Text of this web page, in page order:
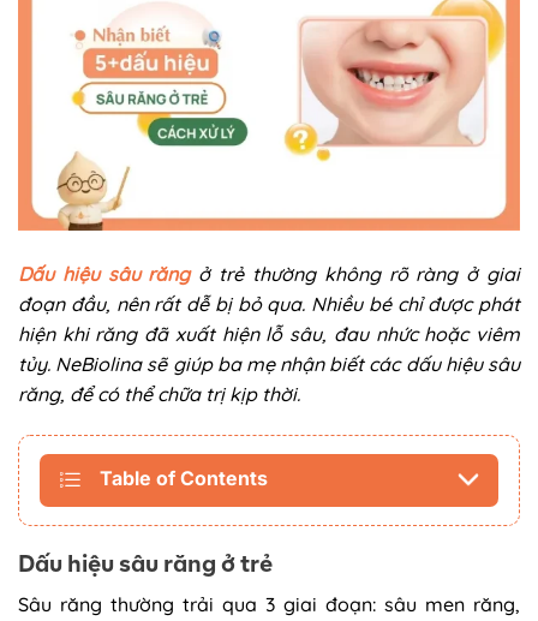
Dấu hiệu sâu răngở trẻ thường không rõ ràng ở giai
đoạn đầu, nên rất dễ bị bỏ qua. Nhiều bé chỉ được phát
hiện khi răng đã xuất hiện lỗ sâu, đau nhức hoặc viêm
tủy. NeBiolina sẽ giúp ba mẹ nhận biết các dấu hiệu sâu
răng, để có thể chữa trị kịp thời.
Table of Contents
Dấu hiệu sâu răng ở trẻ
Sâu răng thường trải qua 3 giai đoạn: sâu men răng,